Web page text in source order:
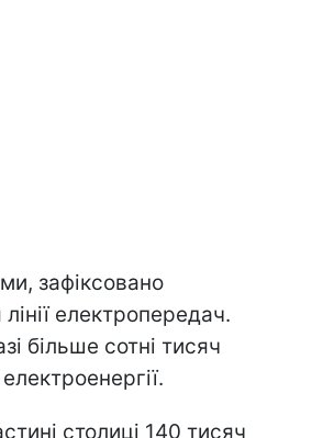
зафіксовано
електропередач.
більше сотні тисяч
столиці 140 тисяч